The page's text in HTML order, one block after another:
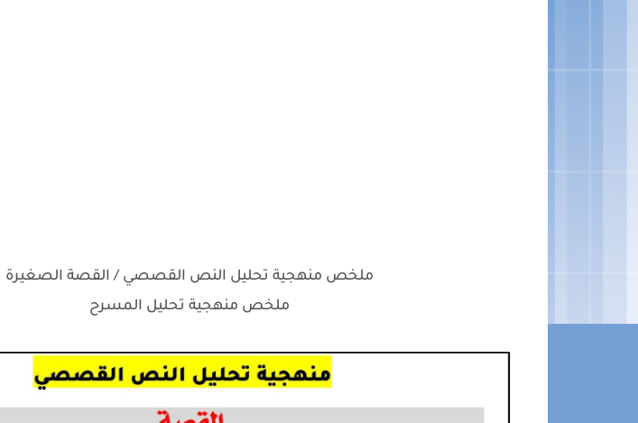
ملخص منهجية تحليل النص القصصي / القصة الصغيرة
ملخص منهجية تحليل المسرح